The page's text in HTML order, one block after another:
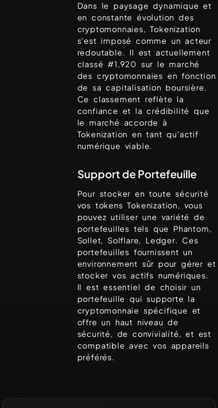
Dans le paysage dynamique et
en constante évolution des
cryptomonnaies,Tokenization
s'est imposé comme un acteur
redoutable. Il est actuellement
classé #1,920 sur le marché
des cryptomonnaies en fonction
de sa capitalisation boursière.
Ce classement reflète la
confiance et la crédibilité que
le marché accorde à
Tokenization en tant qu'actif
numérique viable.
Support de Portefeuille
Pour stocker en toute sécurité
vos tokensTokenization, vous
pouvez utiliser une variété de
portefeuilles tels que Phantom,
Sollet, Solflare, Ledger. Ces
portefeuilles fournissent un
environnement sûr pour gérer et
stocker vos actifs numériques.
Il est essentiel de choisir un
portefeuille qui supporte la
cryptomonnaie spécifique et
offre un haut niveau de
sécurité, de convivialité, et est
compatible avec vos appareils
préférés.